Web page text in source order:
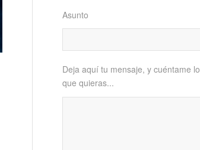
Asunto
Deja aquí tu mensaje, y cuéntame lo
que quieras...